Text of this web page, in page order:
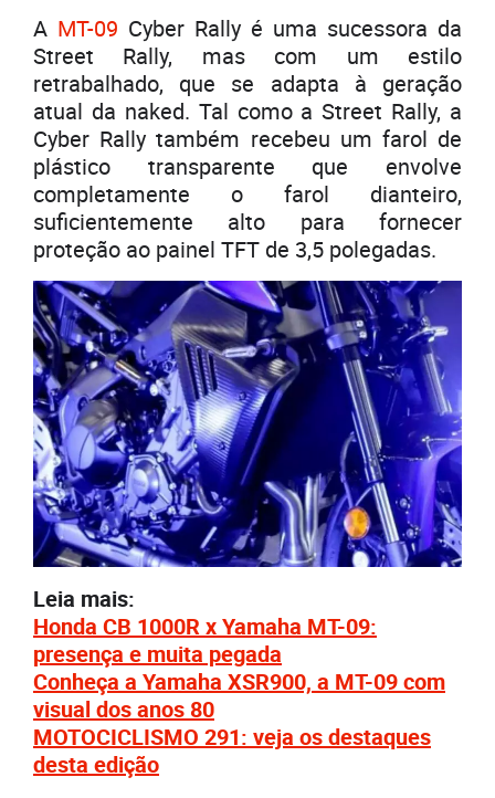
A MT-09 Cyber Rally é uma sucessora da
Street Rally, mas com um estilo
retrabalhado, que se adapta à geração
atual da naked. Tal como a Street Rally, a
Cyber Rally também recebeu um farol de
plástico transparente que envolve
completamente o farol dianteiro,
suficientemente alto para fornecer
proteção ao painel TFT de 3,5 polegadas.
Leia mais:
Honda CB 1000R x Yamaha MT-09:
presença e muita pegada
Conheça a Yamaha XSR900, a MT-09 com
visual dos anos 80
MOTOCICLISMO 291: veja os destaques
desta edição